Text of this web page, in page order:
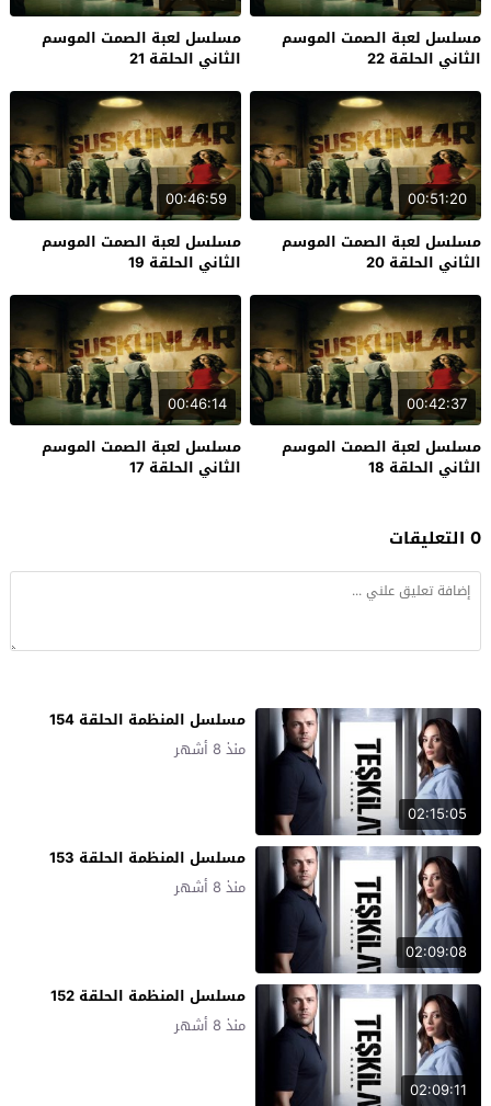
مسلسل لعبة الصمت الموسم
الثاني الحلقة 22
مسلسل لعبة الصمت الموسم
الثاني الحلقة 21
00:51:20
مسلسل لعبة الصمت الموسم
الثاني الحلقة 20
00:46:59
مسلسل لعبة الصمت الموسم
الثاني الحلقة 19
00:42:37
مسلسل لعبة الصمت الموسم
الثاني الحلقة 18
00:46:14
مسلسل لعبة الصمت الموسم
الثاني الحلقة 17
0 التعليقات
02:15:05
مسلسل المنظمة الحلقة 154
منذ 8 أشهر
02:09:08
مسلسل المنظمة الحلقة 153
منذ 8 أشهر
02:09:11
مسلسل المنظمة الحلقة 152
منذ 8 أشهر